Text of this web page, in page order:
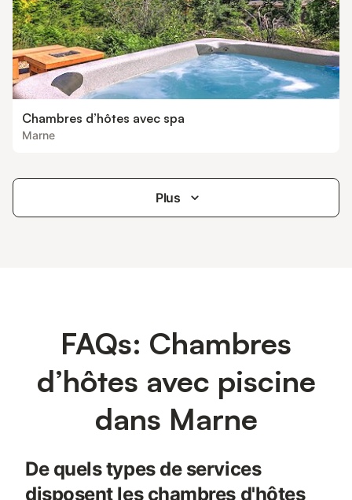
Chambres d’hôtes avec spa
Marne
Plus
FAQs: Chambres
d’hôtes avec piscine
dans Marne
De quels types de services
disposent les chambres d'hôtes